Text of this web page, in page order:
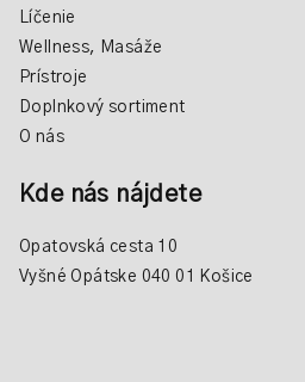
Líčenie
Wellness, Masáže
Prístroje
Doplnkový sortiment
O nás
Kde nás nájdete
Opatovská cesta 10
Vyšné Opátske 040 01 Košice